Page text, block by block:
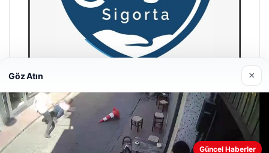
Hastaş Beton
26/05/2026
Göz Atın ×
Güncel Haberler